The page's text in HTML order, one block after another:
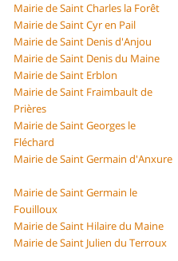
Mairie de Saint Charles la Forêt
Mairie de Saint Cyr en Pail
Mairie de Saint Denis d'Anjou
Mairie de Saint Denis du Maine
Mairie de Saint Erblon
Mairie de Saint Fraimbault de
Prières
Mairie de Saint Georges le
Fléchard
Mairie de Saint Germain d'Anxure
Mairie de Saint Germain le
Fouilloux
Mairie de Saint Hilaire du Maine
Mairie de Saint Julien du Terroux